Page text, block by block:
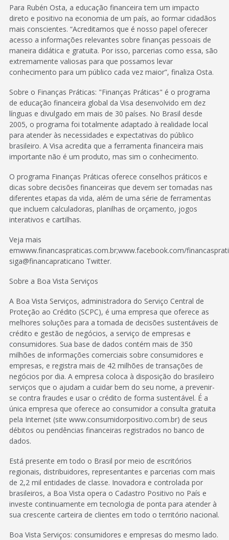
Para Rubén Osta, a educação financeira tem um impacto
direto e positivo na economia de um país, ao formar cidadãos
mais conscientes. “Acreditamos que é nosso papel oferecer
acesso a informações relevantes sobre finanças pessoais de
maneira didática e gratuita. Por isso, parcerias como essa, são
extremamente valiosas para que possamos levar
conhecimento para um público cada vez maior”, finaliza Osta.
Sobre o Finanças Práticas: "Finanças Práticas" é o programa
de educação financeira global da Visa desenvolvido em dez
línguas e divulgado em mais de 30 países. No Brasil desde
2005, o programa foi totalmente adaptado à realidade local
para atender às necessidades e expectativas do público
brasileiro. A Visa acredita que a ferramenta financeira mais
importante não é um produto, mas sim o conhecimento.
O programa Finanças Práticas oferece conselhos práticos e
dicas sobre decisões financeiras que devem ser tomadas nas
diferentes etapas da vida, além de uma série de ferramentas
que incluem calculadoras, planilhas de orçamento, jogos
interativos e cartilhas.
Veja mais
emwww.financaspraticas.com.br;www.facebook.com/
siga@financapraticano Twitter.
Sobre a Boa Vista Serviços
A Boa Vista Serviços, administradora do Serviço Central de
Proteção ao Crédito (SCPC), é uma empresa que oferece as
melhores soluções para a tomada de decisões sustentáveis de
crédito e gestão de negócios, a serviço de empresas e
consumidores. Sua base de dados contém mais de 350
milhões de informações comerciais sobre consumidores e
empresas, e registra mais de 42 milhões de transações de
negócios por dia. A empresa coloca à disposição do brasileiro
serviços que o ajudam a cuidar bem do seu nome, a prevenir-
se contra fraudes e usar o crédito de forma sustentável. É a
única empresa que oferece ao consumidor a consulta gratuita
pela Internet (site www.consumidorpositivo.com.br) de seus
débitos ou pendências financeiras registrados no banco de
dados.
Está presente em todo o Brasil por meio de escritórios
regionais, distribuidores, representantes e parcerias com mais
de 2,2 mil entidades de classe. Inovadora e controlada por
brasileiros, a Boa Vista opera o Cadastro Positivo no País e
investe continuamente em tecnologia de ponta para atender à
sua crescente carteira de clientes em todo o território nacional.
Boa Vista Serviços: consumidores e empresas do mesmo lado.